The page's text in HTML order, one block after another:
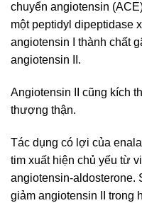
chuyển angiotensin
một peptidyl dipeptidase
angiotensin I thành chất
angiotensin II.
Angiotensin II cũng kích
thượng thận.
Tác dụng có lợi của
tim xuất hiện chủ yếu từ
angiotensin-aldosterone.
giảm angiotensin II trong